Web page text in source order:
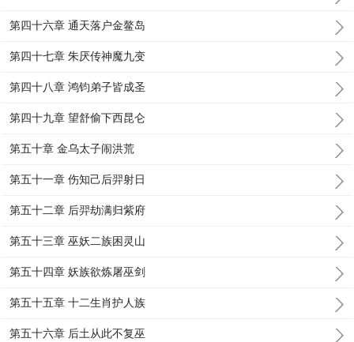
第四十六章 通天落户金鳌岛
第四十七章 朱厌传神魔九变
第四十八章 鸿钧弟子皆成圣
第四十九章 望舒偷下西昆仑
第五十章 金乌太子闹洪荒
第五十一章 伤知己后羿射日
第五十二章 后羿劫满归紫府
第五十三章 巫妖二族困灵山
第五十四章 妖族欲炼屠巫剑
第五十五章 十二生肖护人族
第五十六章 后土从此不复巫